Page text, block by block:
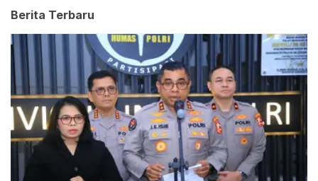
Berita Terbaru